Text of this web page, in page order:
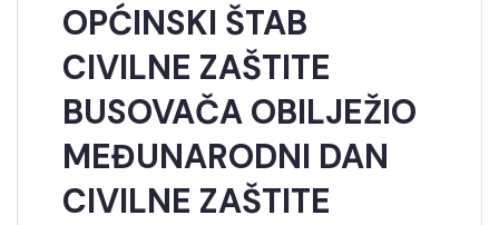
OPĆINSKI ŠTAB
CIVILNE ZAŠTITE
BUSOVAČA OBILJEŽIO
MEĐUNARODNI DAN
CIVILNE ZAŠTITE